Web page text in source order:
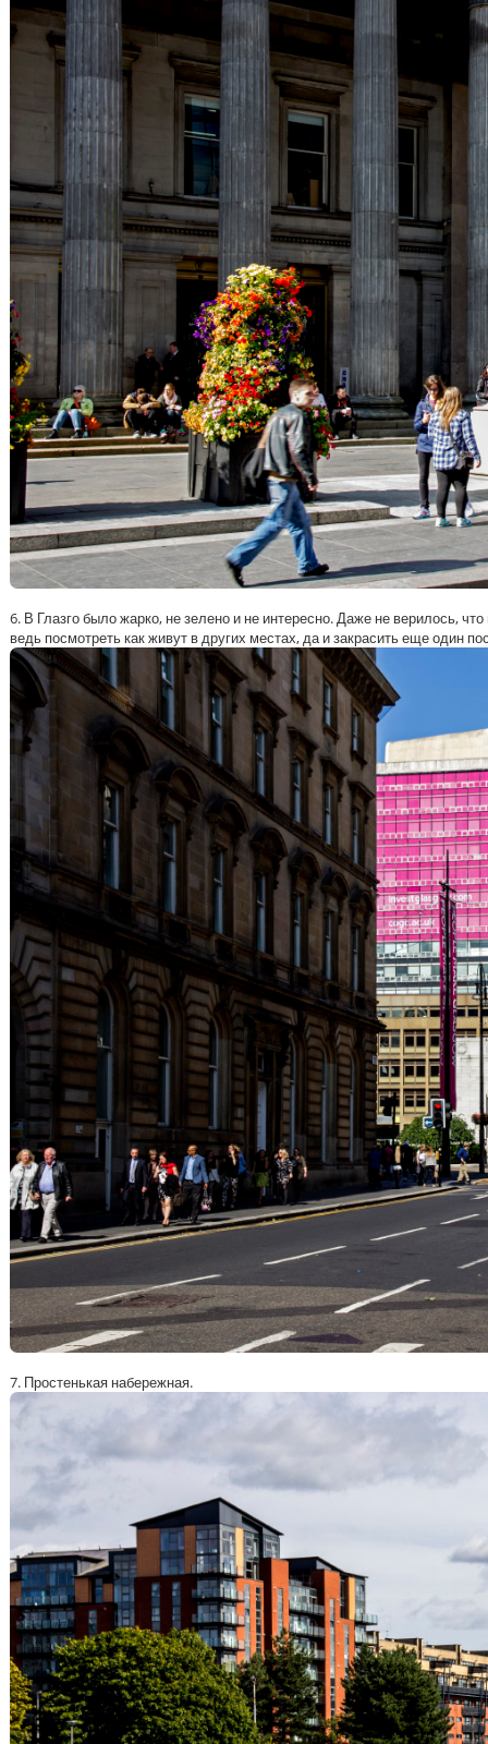
6. В Глазго было жарко, не зелено и не интересно. Даже не верилось,
ведь посмотреть как живут в других местах, да и закрасить еще один
7. Простенькая набережная.